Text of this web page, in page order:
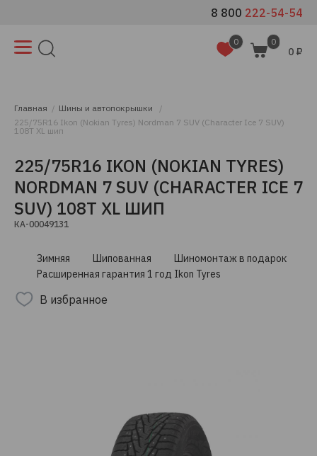
8 800 222-54-54
0 0
0 ₽
Главная
Шины и автопокрышки
225/75R16 Ikon (Nokian Tyres) Nordman 7 SUV (Character Ice 7 SUV)
108T XL шип
225/75R16 IKON (NOKIAN TYRES)
NORDMAN 7 SUV (CHARACTER ICE 7
SUV) 108T XL ШИП
КА-00049131
Зимняя Шипованная
Шиномонтаж в подарок
Расширенная гарантия 1 год Ikon Tyres
В избранное